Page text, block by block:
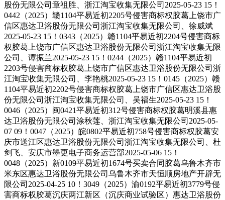
股份无限公司章祖胜、浙江淘宝收集无限公司2025-05-23 15！
0442（2025）赣1104平易近初2205号侵害商标权胶葛上饶市广
信区惠达卫浴股份无限公司浙江淘宝收集无限公司、徐威斌
2025-05-23 15！0343（2025）赣1104平易近初2204号侵害商标
权胶葛上饶市广信区惠达卫浴股份无限公司浙江淘宝收集无限
公司、谭振兰2025-05-23 15！0244（2025）赣1104平易近初
2203号侵害商标权胶葛上饶市广信区惠达卫浴股份无限公司浙
江淘宝收集无限公司、李艳桃2025-05-23 15！0145（2025）赣
1104平易近初2202号侵害商标权胶葛上饶市广信区惠达卫浴股
份无限公司浙江淘宝收集无限公司、吴福生2025-05-23 15！
0046（2025）闽0421平易近初312号侵害商标权胶葛明溪县惠
达卫浴股份无限公司涂秋莲、浙江淘宝收集无限公司2025-05-
07 09！0047（2025）皖0802平易近初758号侵害商标权胶葛安
庆市送江区惠达卫浴股份无限公司浙江淘宝收集无限公司、杜
剑飞、安庆市墨更电子商务运营部2025-05-06 15！
0048（2025）新0109平易近初1674号买卖合同胶葛乌鲁木齐市
米东区惠达卫浴股份无限公司乌鲁木齐市天恒顺房地产开辟无
限公司2025-04-25 10！3049（2025）渝0192平易近初3779号侵
害商标权胶葛沉庆两江新区（沉庆商业试验区）惠达卫浴股份